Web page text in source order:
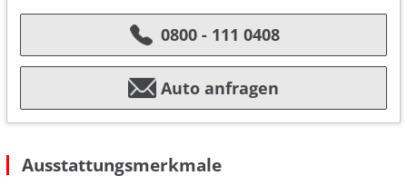
0800 - 111 0408
Auto anfragen
Ausstattungsmerkmale